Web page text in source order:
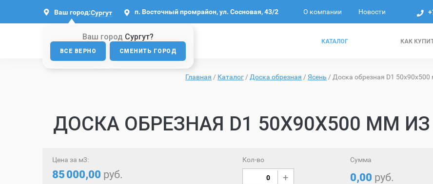
КАТАЛОГ КАК
Ваш город:Сургут
Ваш город Сургут?
ВСЕ ВЕРНО СМЕНИТЬ ГОРОД
п. Восточный промрайон, ул. Сосновая, 43/2 О компании Новости
Главная / Каталог / Доска обрезная / Ясень / Доска обрезная D1 50х90х500
ДОСКА ОБРЕЗНАЯ D1 50Х90Х500 ММ
Цена за м3:
85 000,00 руб.
Кол-во Сумма
0,00 руб.